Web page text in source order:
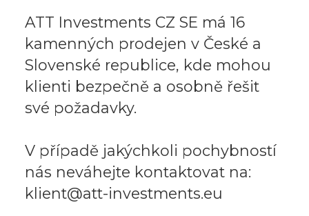
ATT Investments CZ SE má 16
kamenných prodejen v České a
Slovenské republice, kde mohou
klienti bezpečně a osobně řešit
své požadavky.
V případě jakýchkoli pochybností
nás neváhejte kontaktovat na:
klient@att-investments.eu